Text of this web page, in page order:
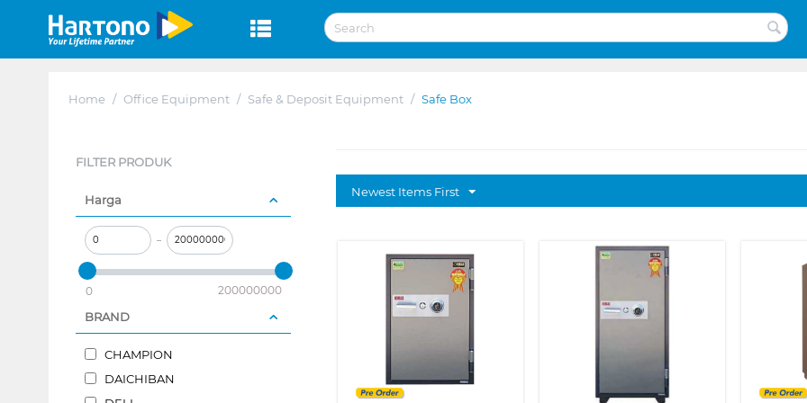
Home / Office Equipment / Safe & Deposit Equipment / Safe Box
FILTER PRODUK
Harga
–
0 200000000
BRAND
CHAMPION
DAICHIBAN
Newest Items First